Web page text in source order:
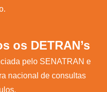
os DETRAN’s
pelo SENATRAN e
nacional de consultas